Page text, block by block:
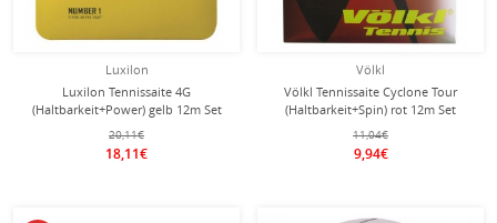
Luxilon
Luxilon Tennissaite 4G
(Haltbarkeit+Power) gelb 12m Set
20,11€
18,11€
Völkl
Völkl Tennissaite Cyclone Tour
(Haltbarkeit+Spin) rot 12m Set
11,04€
9,94€